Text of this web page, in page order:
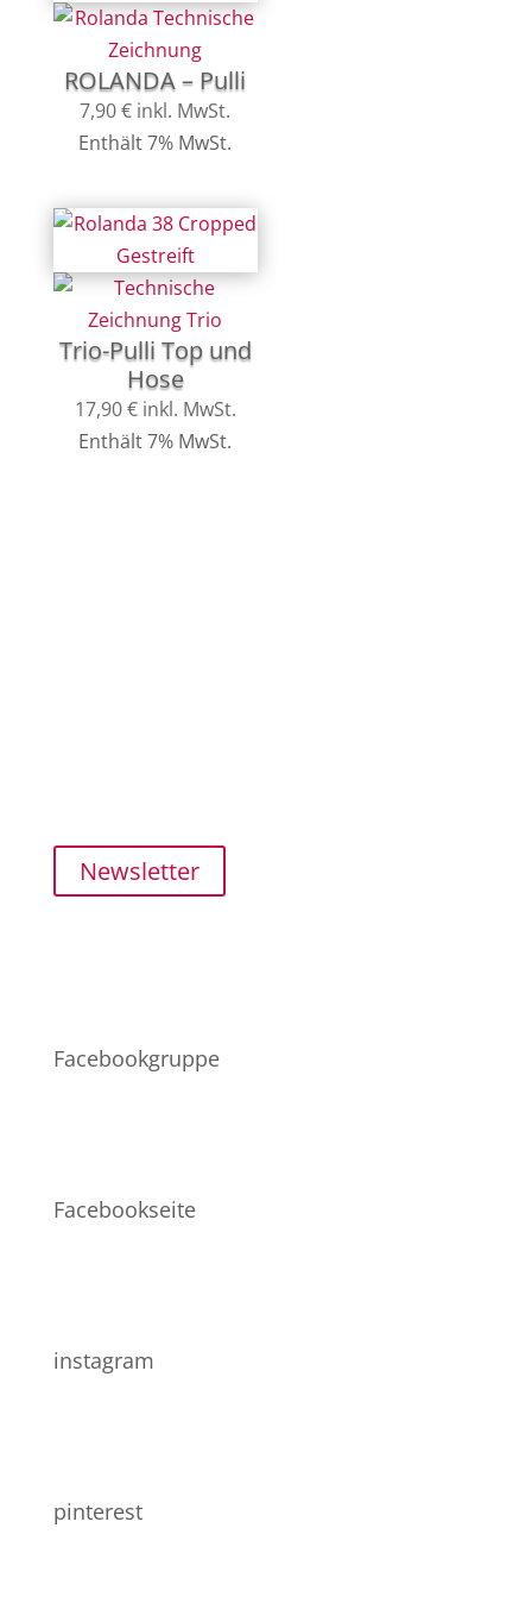
ROLANDA – Pulli
7,90€ inkl. MwSt.
Enthält 7% MwSt.
Trio-Pulli Top und
Hose
17,90€ inkl. MwSt.
Enthält 7% MwSt.
Newsletter
Netzwerk
Facebookgruppe
Facebookseite
instagram
pinterest